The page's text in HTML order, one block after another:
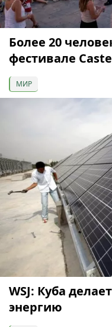
Более 20
фестивале
МИР
WSJ: Куба
энергию